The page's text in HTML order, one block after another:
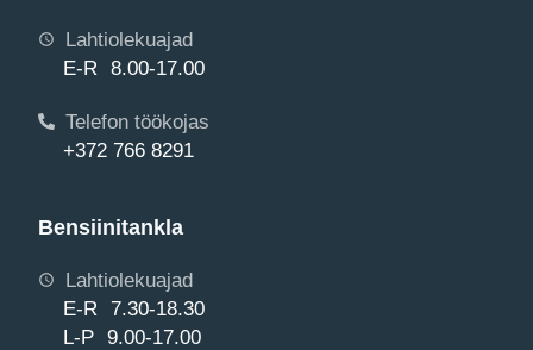
Lahtiolekuajad
E-R 8.00-17.00
Telefon töökojas
+372 766 8291
Bensiinitankla
Lahtiolekuajad
E-R 7.30-18.30
L-P 9.00-17.00